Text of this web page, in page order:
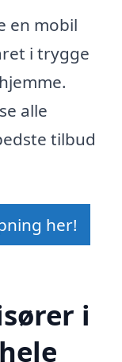
en mobil
i trygge
alle
tilbud
her!
i